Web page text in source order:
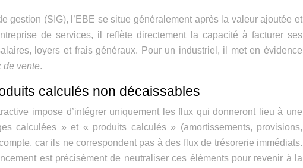
gestion (SIG), l’EBE se situe généralement après la valeur ajoutée et
de services, il reflète directement la capacité à facturer ses
loyers et frais généraux. Pour un industriel, il met en évidence
de vente.
calculés non décaissables
impose d’intégrer uniquement les flux qui donneront lieu à une
calculées » et « produits calculés » (amortissements, provisions,
car ils ne correspondent pas à des flux de trésorerie immédiats.
est précisément de neutraliser ces éléments pour revenir à la